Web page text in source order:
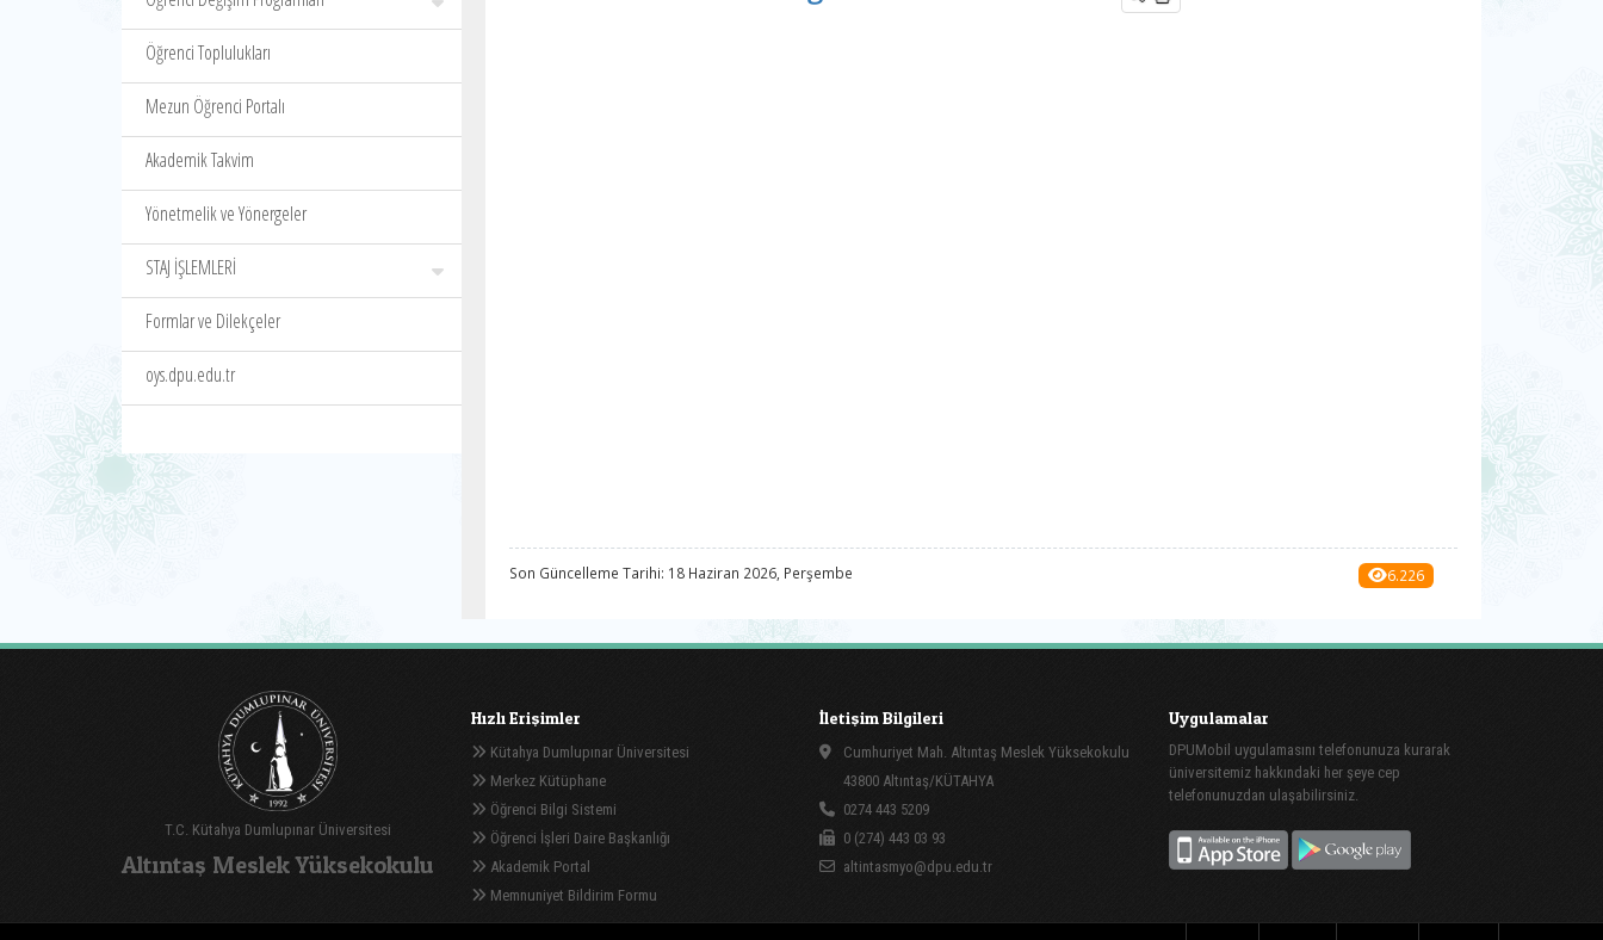
Öğrenci Toplulukları
Mezun Öğrenci Portalı
Akademik Takvim
Yönetmelik ve Yönergeler
STAJ İŞLEMLERİ
Formlar ve Dilekçeler
oys.dpu.edu.tr
Son Güncelleme Tarihi: 18 Haziran 2026, Perşembe 6.226
T.C. Kütahya Dumlupınar Üniversitesi
Altıntaş Meslek Yüksekokulu
Hızlı Erişimler
Kütahya Dumlupınar Üniversitesi
Merkez Kütüphane
Öğrenci Bilgi Sistemi
Öğrenci İşleri Daire Başkanlığı
Akademik Portal
Memnuniyet Bildirim Formu
İletişim Bilgileri
Cumhuriyet Mah. Altıntaş Meslek Yüksekokulu
43800 Altıntaş/KÜTAHYA
0274 443 5209
0 (274) 443 03 93
altintasmyo@dpu.edu.tr
Uygulamalar
DPUMobil uygulamasını telefonunuza kurarak
üniversitemiz hakkındaki her şeye cep
telefonunuzdan ulaşabilirsiniz.